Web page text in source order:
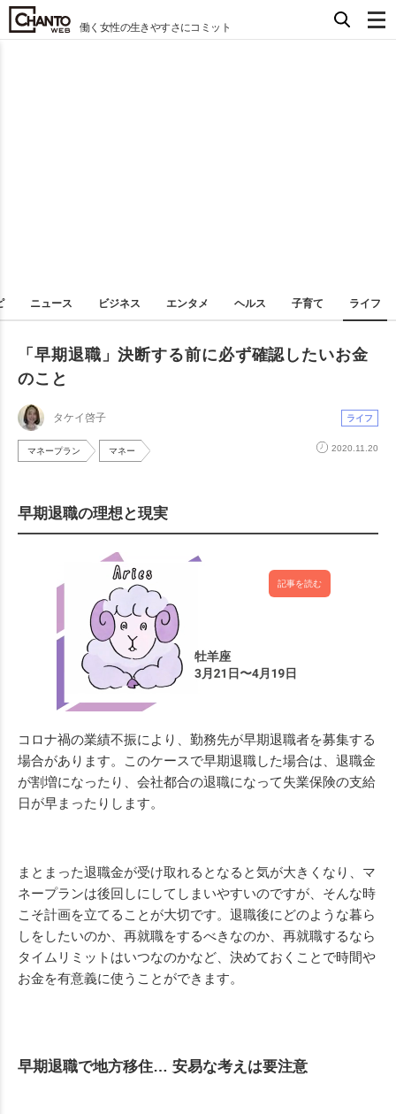
働く女性の生きやすさにコミット
ニュース ビジネス エンタメ ヘルス 子育て ライフ
「早期退職」決断する前に必ず確認したいお金
のこと
タケイ啓子 ライフ
マネープラン マネー 2020.11.20
早期退職の理想と現実
記事を読む
コロナ禍の業績不振により、勤務先が早期退職者を募集する
場合があります。このケースで早期退職した場合は、退職金
が割増になったり、会社都合の退職になって失業保険の支給
日が早まったりします。
まとまった退職金が受け取れるとなると気が大きくなり、マ
ネープランは後回しにしてしまいやすいのですが、そんな時
こそ計画を立てることが大切です。退職後にどのような暮ら
しをしたいのか、再就職をするべきなのか、再就職するなら
タイムリミットはいつなのかなど、決めておくことで時間や
お金を有意義に使うことができます。
早期退職で地方移住… 安易な考えは要注意